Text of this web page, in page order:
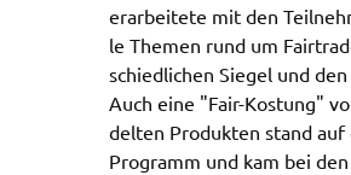
erar­bei­te­te mit den
le Themen rund um
schied­li­chen Siegel und den
Auch eine "Fair-Kostung"
del­ten Produk­ten stand auf
Programm und kam bei